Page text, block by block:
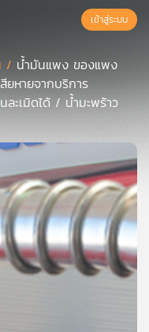
เข้าสู่ระบบ
/ น้ำมันแพง ของแพง
ยหายจากบริการ
ละเมิดได้ / น้ำมะพร้าว